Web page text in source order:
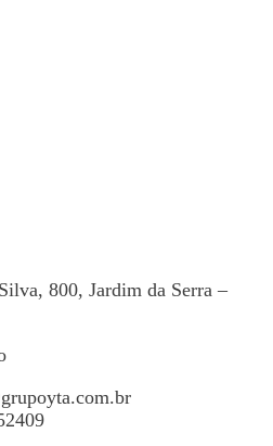
800, Jardim da Serra –